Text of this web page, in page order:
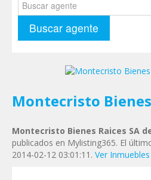
Montecristo Bienes
Montecristo Bienes Raices SA
publicados en Mylisting365. El
2014-02-12 03:01:11. Ver